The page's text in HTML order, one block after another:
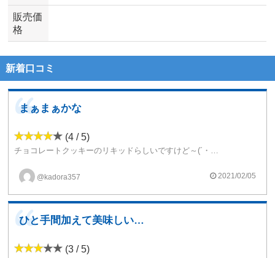
販売価
格
新着口コミ
まぁまぁかな
(4 / 5)
@kadora357 2021/02/05
ひと手間加えて美味しいリキッド
(3 / 5)